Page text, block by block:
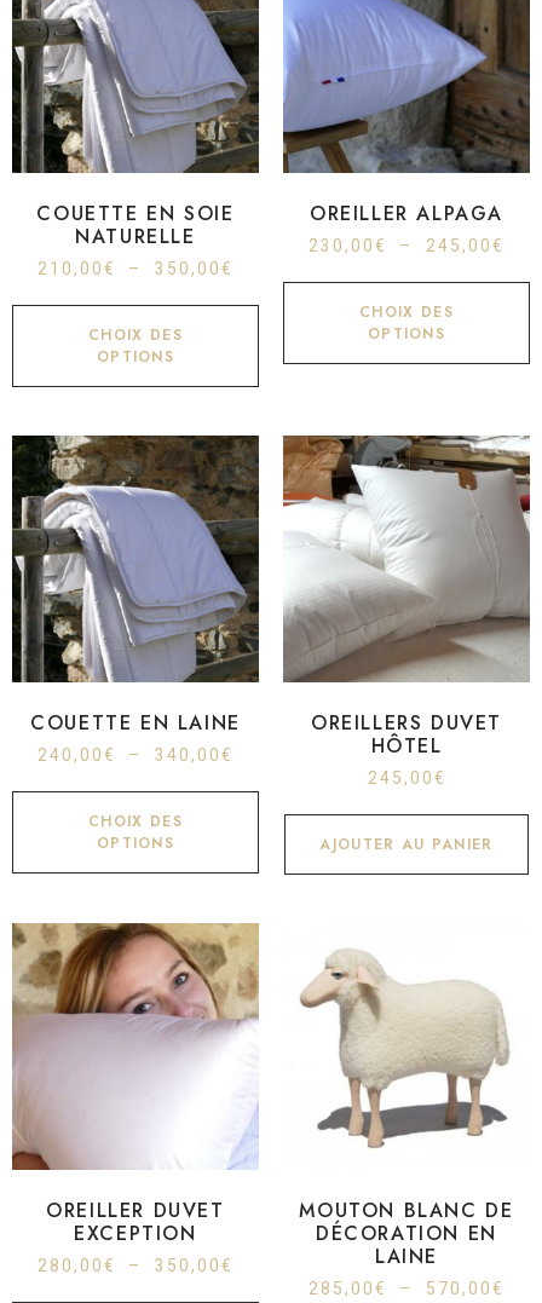
COUETTE EN SOIE
NATURELLE
210,00€ – 350,00€
CHOIX DES
OPTIONS
OREILLER ALPAGA
230,00€ – 245,00€
CHOIX DES
OPTIONS
COUETTE EN LAINE
240,00€ – 340,00€
CHOIX DES
OPTIONS
OREILLERS DUVET
HÔTEL
245,00€
AJOUTER AU PANIER
OREILLER DUVET
EXCEPTION
280,00€ – 350,00€
MOUTON BLANC DE
DÉCORATION EN
LAINE
285,00€ – 570,00€